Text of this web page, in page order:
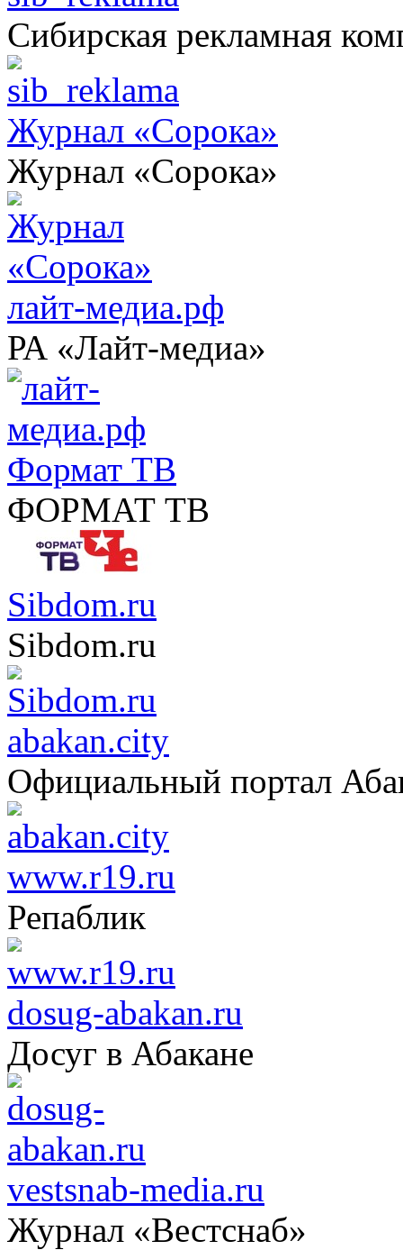
Сибирская рекламная
Журнал «Сорока»
Журнал «Сорока»
лайт-медиа.рф
РА «Лайт-медиа»
Формат ТВ
ФОРМАТ ТВ
Sibdom.ru
Sibdom.ru
abakan.city
Официальный портал
www.r19.ru
Репаблик
dosug-abakan.ru
Досуг в Абакане
vestsnab-media.ru
Журнал «Вестснаб»